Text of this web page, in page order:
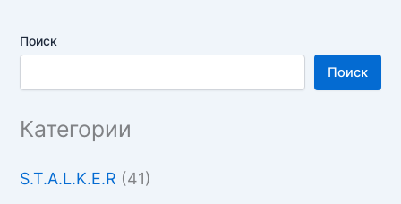
Поиск
Поиск
Категории
S.T.A.L.K.E.R (41)